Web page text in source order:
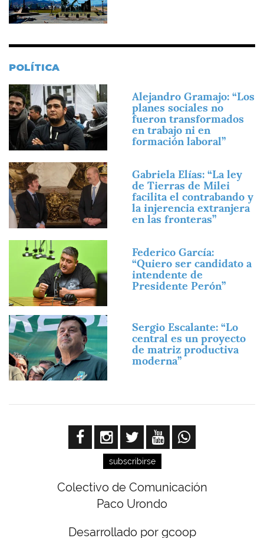
POLÍTICA
Imagen
Alejandro Gramajo: “Los
planes sociales no
fueron transformados
en trabajo ni en
formación laboral”
Imagen
Gabriela Elías: “La ley
de Tierras de Milei
facilita el contrabando y
la injerencia extranjera
en las fronteras”
Imagen
Federico García:
“Quiero ser candidato a
intendente de
Presidente Perón”
Imagen
Sergio Escalante: “Lo
central es un proyecto
de matriz productiva
moderna”
subscribirse
Colectivo de Comunicación
Paco Urondo
Desarrollado por gcoop